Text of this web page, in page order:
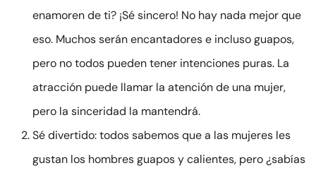
enamoren de ti? ¡Sé sincero! No hay nada mejor que
eso. Muchos serán encantadores e incluso guapos,
pero no todos pueden tener intenciones puras. La
atracción puede llamar la atención de una mujer,
pero la sinceridad la mantendrá.
Sé divertido: todos sabemos que a las mujeres les
gustan los hombres guapos y calientes, pero ¿sabías